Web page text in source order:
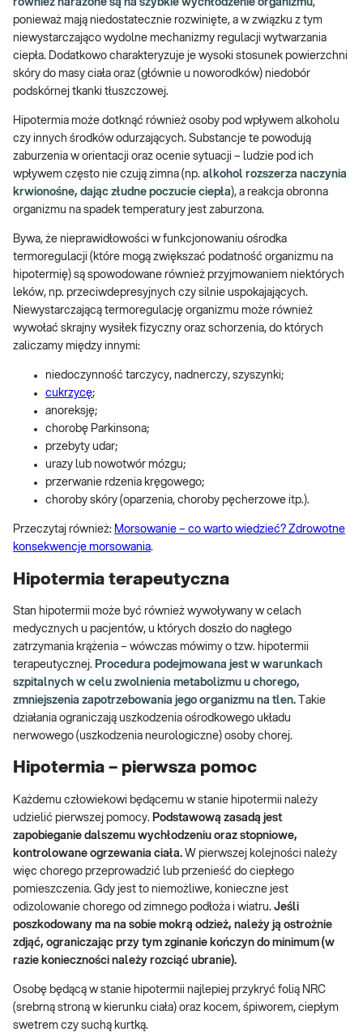
również narażone są na szybkie wychłodzenie organizmu,
ponieważ mają niedostatecznie rozwinięte, a w związku z tym
niewystarczająco wydolne mechanizmy regulacji wytwarzania
ciepła. Dodatkowo charakteryzuje je wysoki stosunek powierzchni
skóry do masy ciała oraz (głównie u noworodków) niedobór
podskórnej tkanki tłuszczowej.
Hipotermia może dotknąć również osoby pod wpływem alkoholu
czy innych środków odurzających. Substancje te powodują
zaburzenia w orientacji oraz ocenie sytuacji – ludzie pod ich
wpływem często nie czują zimna (np. alkohol rozszerza naczynia
krwionośne, dając złudne poczucie ciepła), a reakcja obronna
organizmu na spadek temperatury jest zaburzona.
Bywa, że nieprawidłowości w funkcjonowaniu ośrodka
termoregulacji (które mogą zwiększać podatność organizmu na
hipotermię) są spowodowane również przyjmowaniem niektórych
leków, np. przeciwdepresyjnych czy silnie uspokajających.
Niewystarczającą termoregulację organizmu może również
wywołać skrajny wysiłek fizyczny oraz schorzenia, do których
zaliczamy między innymi:
niedoczynność tarczycy, nadnerczy, szyszynki;
cukrzycę;
anoreksję;
chorobę Parkinsona;
przebyty udar;
urazy lub nowotwór mózgu;
przerwanie rdzenia kręgowego;
choroby skóry (oparzenia, choroby pęcherzowe itp.).
Przeczytaj również: Morsowanie – co warto wiedzieć? Zdrowotne
konsekwencje morsowania.
Hipotermia terapeutyczna
Stan hipotermii może być również wywoływany w celach
medycznych u pacjentów, u których doszło do nagłego
zatrzymania krążenia – wówczas mówimy o tzw. hipotermii
terapeutycznej. Procedura podejmowana jest w warunkach
szpitalnych w celu zwolnienia metabolizmu u chorego,
zmniejszenia zapotrzebowania jego organizmu na tlen.
Takie
działania ograniczają uszkodzenia ośrodkowego układu
nerwowego (uszkodzenia neurologiczne) osoby chorej.
Hipotermia – pierwsza pomoc
Każdemu człowiekowi będącemu w stanie hipotermii należy
udzielić pierwszej pomocy. Podstawową zasadą jest
zapobieganie dalszemu wychłodzeniu oraz stopniowe,
kontrolowane ogrzewania ciała. W pierwszej kolejności należy
więc chorego przeprowadzić lub przenieść do ciepłego
pomieszczenia. Gdy jest to niemożliwe, konieczne jest
odizolowanie chorego od zimnego podłoża i wiatru. Jeśli
poszkodowany ma na sobie mokrą odzież, należy ją ostrożnie
zdjąć, ograniczając przy tym zginanie kończyn do minimum (w
razie konieczności należy rozciąć ubranie).
Osobę będącą w stanie hipotermii najlepiej przykryć folią NRC
(srebrną stroną w kierunku ciała) oraz kocem, śpiworem, ciepłym
swetrem czy suchą kurtką.